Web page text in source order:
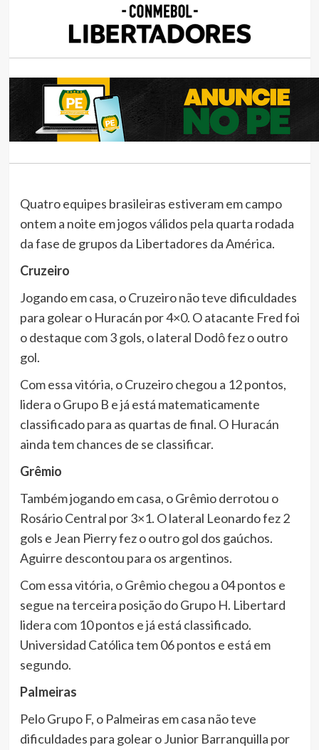
Quatro equipes brasileiras estiveram em campo
ontem a noite em jogos válidos pela quarta rodada
da fase de grupos da Libertadores da América.
Cruzeiro
Jogando em casa, o Cruzeiro não teve dificuldades
para golear o Huracán por 4×0. O atacante Fred foi
o destaque com 3 gols, o lateral Dodô fez o outro
gol.
Com essa vitória, o Cruzeiro chegou a 12 pontos,
lidera o Grupo B e já está matematicamente
classificado para as quartas de final. O Huracán
ainda tem chances de se classificar.
Grêmio
Também jogando em casa, o Grêmio derrotou o
Rosário Central por 3×1. O lateral Leonardo fez 2
gols e Jean Pierry fez o outro gol dos gaúchos.
Aguirre descontou para os argentinos.
Com essa vitória, o Grêmio chegou a 04 pontos e
segue na terceira posição do Grupo H. Libertard
lidera com 10 pontos e já está classificado.
Universidad Católica tem 06 pontos e está em
segundo.
Palmeiras
Pelo Grupo F, o Palmeiras em casa não teve
dificuldades para golear o Junior Barranquilla por